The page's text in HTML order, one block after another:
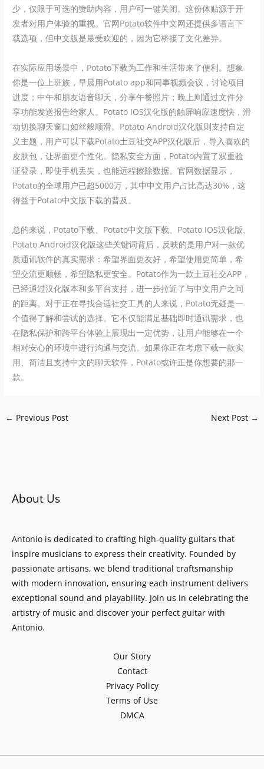
少，仅限于可选的赞助内容，用户可一键关闭。这份体贴源于开
发者对用户体验的重视。官网Potato软件中文网还提供多语言下
载选项，但中文版是最受欢迎的，因为它桥接了文化差异。
在实际应用场景中，Potato下载为工作和生活带来了便利。想象
你是一位上班族，早晨用Potato app和同事视频会议，讨论项目
进度；中午和朋友语音聊天，分享午餐照片；晚上则通过文件分
享功能发送报告给家人。Potato IOS汉化版的触屏响应速度快，滑
动切换聊天窗口如丝般顺滑。Potato Android汉化版则支持自定
义主题，用户可以下载Potato土豆社交APP汉化版后，导入喜欢的
皮肤包，让界面更个性化。隐私安全方面，Potato内置了双重验
证登录，即使手机丢失，也能远程擦除数据。官网数据显示，
Potato的全球用户已超5000万，其中中文用户占比高达30%，这
得益于Potato中文版下载的普及。
总的来说，Potato下载、Potato中文版下载、Potato IOS汉化版、
Potato Android汉化版这些关键词背后，反映的是用户对一款优
质通讯软件的真实需求：希望界面更友好，希望使用更简单，希
望交流更顺畅，希望隐私更安全。Potato作为一款土豆社交APP，
已经通过汉化版本和多平台支持，进一步拉近了与中文用户之间
的距离。对于正在寻找合适社交工具的人来说，Potato无疑是一
个值得了解和尝试的选择。它不仅能满足基础即时通讯需求，也
在隐私保护和跨平台体验上展现出一定优势，让用户能够在一个
相对安心的环境中进行沟通与交流。如果你正在考虑下载一款实
用、简洁且支持中文的聊天软件，Potato或许正是你想要的那一
款。
← Previous Post Next Post →
About Us
Antonio is dedicated to crafting high-quality guitars that
inspire musicians to express their creativity. Founded by
passionate artisans, we blend traditional craftsmanship
with modern innovation, ensuring each instrument delivers
exceptional sound and playability. Join us in celebrating the
artistry of music and discover your perfect guitar with
Antonio.
Our Story
Contact
Privacy Policy
Terms of Use
DMCA